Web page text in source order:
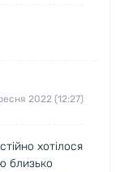
2022 (12:27)
хотілося
близько